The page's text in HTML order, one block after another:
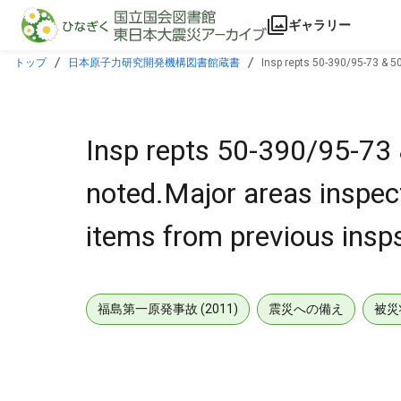
本文に飛ぶ
ギャラリー
トップ 日本原子力研究開発機構図書館蔵書 Insp repts 50-390/95-73 &
Insp repts 50-390/95-
noted.Major areas
items from previous
福島第一原発事故 (2011) 震災への備え 被災